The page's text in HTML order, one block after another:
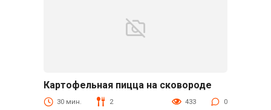
Пицца
Картофельная пицца на cкoвоpоде
30 мин. 2 433 0